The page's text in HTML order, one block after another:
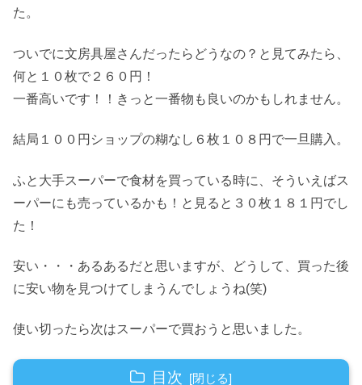
た。
ついでに文房具屋さんだったらどうなの？と見てみたら、
何と１０枚で２６０円！
一番高いです！！きっと一番物も良いのかもしれません。
結局１００円ショップの糊なし６枚１０８円で一旦購入。
ふと大手スーパーで食材を買っている時に、そういえばス
ーパーにも売っているかも！と見ると３０枚１８１円でし
た！
安い・・・あるあるだと思いますが、どうして、買った後
に安い物を見つけてしまうんでしょうね(笑)
使い切ったら次はスーパーで買おうと思いました。
目次